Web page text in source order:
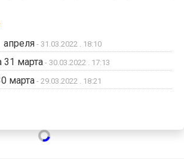
апреля - 31.03.2022 . 18:10
31 марта - 30.03.2022 . 17:13
марта - 29.03.2022 . 18:21